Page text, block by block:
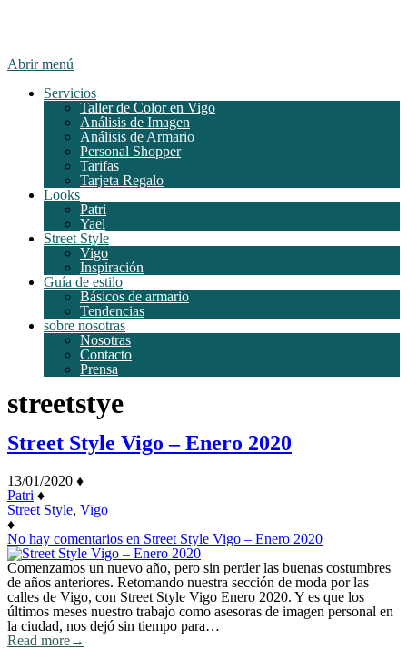
Abrir menú
Servicios
Taller de Color en Vigo
Análisis de Imagen
Análisis de Armario
Personal Shopper
Tarifas
Tarjeta Regalo
Looks
Patri
Yael
Street Style
Vigo
Inspiración
Guía de estilo
Básicos de armario
Tendencias
sobre nosotras
Nosotras
Contacto
Prensa
streetstye
Street Style Vigo – Enero 2020
13/01/2020 ♦
Patri ♦
Street Style, Vigo
♦
No hay comentarios en Street Style Vigo – Enero 2020
Comenzamos un nuevo año, pero sin perder las buenas costumbres
de años anteriores. Retomando nuestra sección de moda por las
calles de Vigo, con Street Style Vigo Enero 2020. Y es que los
últimos meses nuestro trabajo como asesoras de imagen personal en
la ciudad, nos dejó sin tiempo para…
Read more→